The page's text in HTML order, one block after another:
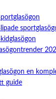
guide